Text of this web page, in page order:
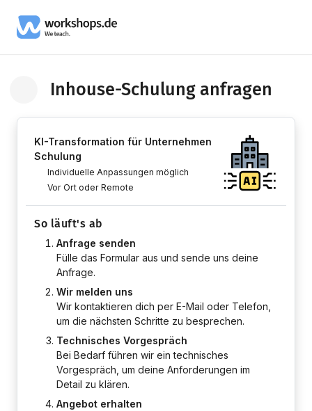
Zurück zum Kurs
Inhouse-Schulung anfragen
KI-Transformation für Unternehmen
Schulung
Individuelle Anpassungen möglich
Vor Ort oder Remote
So läuft's ab
Anfrage senden
Fülle das Formular aus und sende uns deine
Anfrage.
Wir melden uns
Wir kontaktieren dich per E-Mail oder Telefon,
um die nächsten Schritte zu besprechen.
Technisches Vorgespräch
Bei Bedarf führen wir ein technisches
Vorgespräch, um deine Anforderungen im
Detail zu klären.
Angebot erhalten